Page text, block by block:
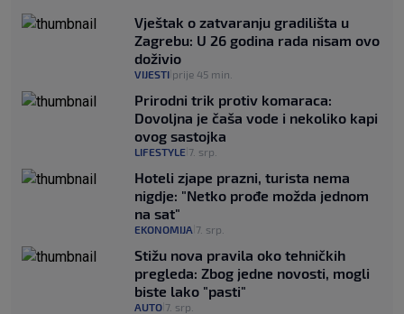
Vještak o zatvaranju gradilišta u
Zagrebu: U 26 godina rada nisam ovo
doživio
VIJESTI prije 45 min.
Prirodni trik protiv komaraca:
Dovoljna je čaša vode i nekoliko kapi
ovog sastojka
LIFESTYLE 7. srp.
Hoteli zjape prazni, turista nema
nigdje: "Netko prođe možda jednom
na sat"
EKONOMIJA 7. srp.
Stižu nova pravila oko tehničkih
pregleda: Zbog jedne novosti, mogli
biste lako "pasti"
AUTO 7. srp.